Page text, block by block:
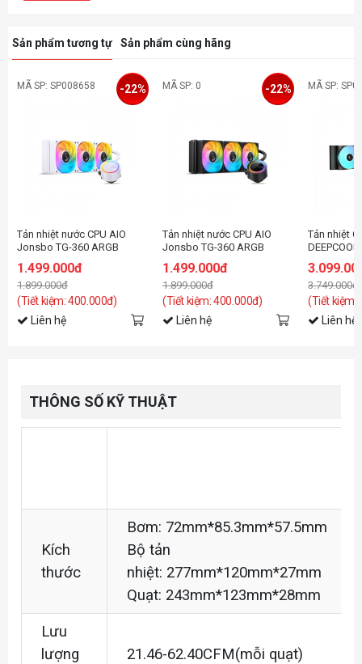
Sản phẩm tương tự Sản phẩm cùng hãng
MÃ SP: SP008658
Tản nhiệt nước CPU AIO
Jonsbo TG-360 ARGB
không dây )
1.499.000đ
1.899.000đ
(Tiết kiệm: 400.000đ)
-22%
Liên hệ
MÃ SP: 0
Tản nhiệt nước CPU AIO
Jonsbo TG-360 ARGB
không dây )
1.499.000đ
1.899.000đ
(Tiết kiệm: 400.000đ)
-22%
Liên hệ
MÃ SP:
Tản nhiệt
3.749.000đ
(Tiết kiệm:
Liên hệ
THÔNG SỐ KỸ THUẬT
Kích
thước
Bơm: 72mm*85.3mm*57.5mm
Bộ tản
nhiệt: 277mm*120mm*27mm
Quạt: 243mm*123mm*28mm
Lưu
lượng
21.46-62.40CFM(mỗi quạt)